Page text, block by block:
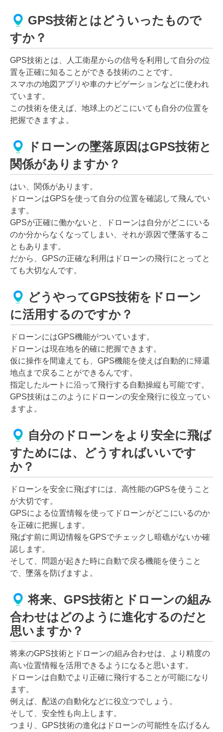
GPS技術とはどういったもので
すか？
GPS技術とは、人工衛星からの信号を利用して自分の位
置を正確に知ることができる技術のことです。
スマホの地図アプリや車のナビゲーションなどに使われ
ています。
この技術を使えば、地球上のどこにいても自分の位置を
把握できますよ。
ドローンの墜落原因はGPS技術と
関係がありますか？
はい、関係があります。
ドローンはGPSを使って自分の位置を確認して飛んでい
ます。
GPSが正確に働かないと、ドローンは自分がどこにいる
のか分からなくなってしまい、それが原因で墜落するこ
ともあります。
だから、GPSの正確な利用はドローンの飛行にとってと
ても大切なんです。
どうやってGPS技術をドローン
に活用するのですか？
ドローンにはGPS機能がついています。
ドローンは現在地を的確に把握できます。
仮に操作を間違えても、GPS機能を使えば自動的に帰還
地点まで戻ることができるんです。
指定したルートに沿って飛行する自動操縦も可能です。
GPS技術はこのようにドローンの安全飛行に役立ってい
ますよ。
自分のドローンをより安全に飛ば
すためには、どうすればいいです
か？
ドローンを安全に飛ばすには、高性能のGPSを使うこと
が大切です。
GPSによる位置情報を使ってドローンがどこにいるのか
を正確に把握します。
飛ばす前に周辺情報をGPSでチェックし暗礁がないか確
認します。
そして、問題が起きた時に自動で戻る機能を使うこと
で、墜落を防げますよ。
将来、GPS技術とドローンの組み
合わせはどのように進化するのだと
思いますか？
将来のGPS技術とドローンの組み合わせは、より精度の
高い位置情報を活用できるようになると思います。
ドローンは自動でより正確に飛行することが可能になり
ます。
例えば、配送の自動化などに役立つでしょう。
そして、安全性も向上します。
つまり、GPS技術の進化はドローンの可能性を広げるん